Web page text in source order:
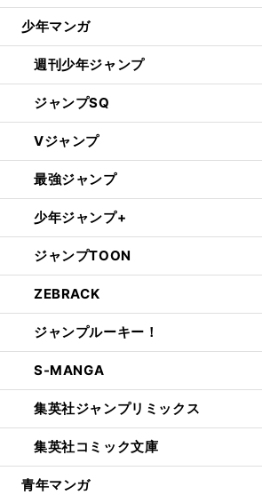
少年マンガ
週刊少年ジャンプ
ジャンプSQ
Vジャンプ
最強ジャンプ
少年ジャンプ+
ジャンプTOON
ZEBRACK
ジャンプルーキー！
S-MANGA
集英社ジャンプリミックス
集英社コミック文庫
青年マンガ